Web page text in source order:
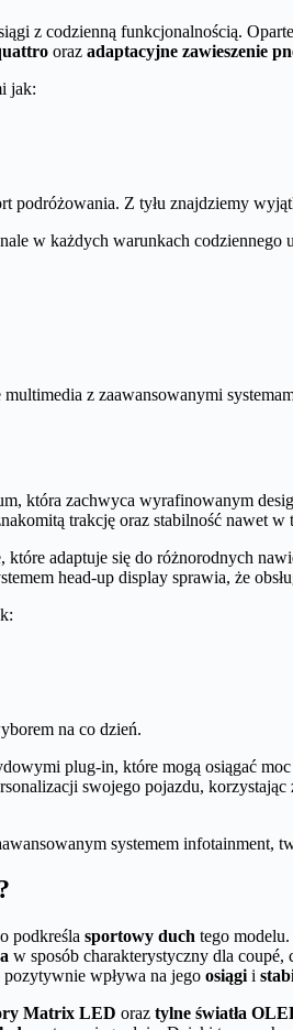
z codzienną funkcjonalnością.
oraz adaptacyjne zawieszenie
jak:
podróżowania. Z tyłu znajdziemy
w każdych warunkach
multimedia z zaawansowanymi
która zachwyca wyrafinowanym
trakcję oraz stabilność nawet
adaptuje się do różnorodnych
head-up display sprawia, że
na co dzień.
plug-in, które mogą osiągać
swojego pojazdu,
systemem
podkreśla sportowy duch tego
w sposób charakterystyczny dla coupé,
pozytywnie wpływa na jego osiągi i
Matrix LED oraz tylne światła